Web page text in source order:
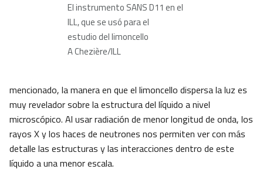
El instrumento SANS D11 en el
ILL, que se usó para el
estudio del limoncello
A Chezière/ILL
mencionado, la manera en que el limoncello dispersa la luz es
muy revelador sobre la estructura del líquido a nivel
microscópico. Al usar radiación de menor longitud de onda, los
rayos X y los haces de neutrones nos permiten ver con más
detalle las estructuras y las interacciones dentro de este
líquido a una menor escala.